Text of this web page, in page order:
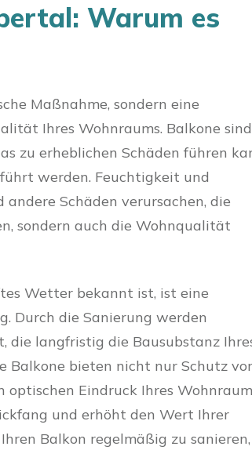
Warum es
Maßnahme, sondern eine
Ihres Wohnraums. Balkone sind
zu erheblichen Schäden führen
werden. Feuchtigkeit und
andere Schäden verursachen, die
sondern auch die Wohnqualität
Wetter bekannt ist, ist eine
Durch die Sanierung werden
die langfristig die Bausubstanz
Balkone bieten nicht nur Schutz vor
optischen Eindruck Ihres
und erhöht den Wert Ihrer
Balkon regelmäßig zu sanieren,